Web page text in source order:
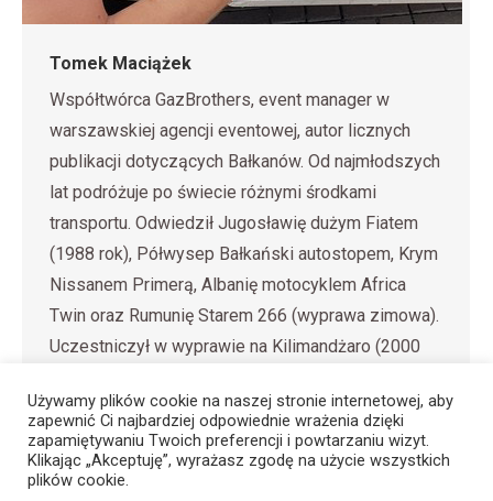
Tomek Maciążek
Współtwórca GazBrothers, event manager w
warszawskiej agencji eventowej, autor licznych
publikacji dotyczących Bałkanów. Od najmłodszych
lat podróżuje po świecie różnymi środkami
transportu. Odwiedził Jugosławię dużym Fiatem
(1988 rok), Półwysep Bałkański autostopem, Krym
Nissanem Primerą, Albanię motocyklem Africa
Twin oraz Rumunię Starem 266 (wyprawa zimowa).
Uczestniczył w wyprawie na Kilimandżaro (2000
Używamy plików cookie na naszej stronie internetowej, aby
zapewnić Ci najbardziej odpowiednie wrażenia dzięki
zapamiętywaniu Twoich preferencji i powtarzaniu wizyt.
Klikając „Akceptuję”, wyrażasz zgodę na użycie wszystkich
plików cookie.